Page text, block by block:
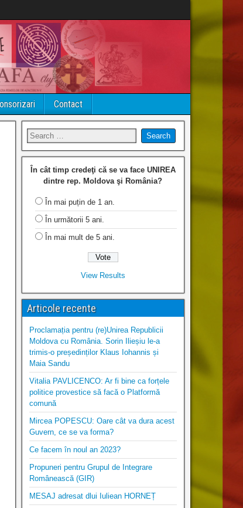
Contact
În cât timp credeţi că se va face UNIREA
dintre rep. Moldova şi România?
În mai puțin de 1 an.
În următorii 5 ani.
În mai mult de 5 ani.
View Results
Articole recente
Proclamația pentru (re)Unirea Republicii
Moldova cu România. Sorin Ilieșiu le-a
trimis-o președinților Klaus Iohannis și
Maia Sandu
Vitalia PAVLICENCO: Ar fi bine ca forțele
politice provestice să facă o Platformă
comună
Mircea POPESCU: Oare cât va dura acest
Guvern, ce se va forma?
Ce facem în noul an 2023?
Propuneri pentru Grupul de Integrare
Românească (GIR)
MESAJ adresat dlui Iuliean HORNEȚ